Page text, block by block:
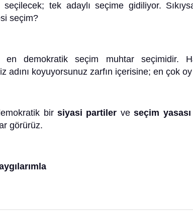
tek adaylı seçime gidiliyor.
seçim?
en demokratik seçim muhtar seçimidir.
adını koyuyorsunuz zarfın içerisine; en çok
birsiyasi partiler veseçim yasası
görürüz.